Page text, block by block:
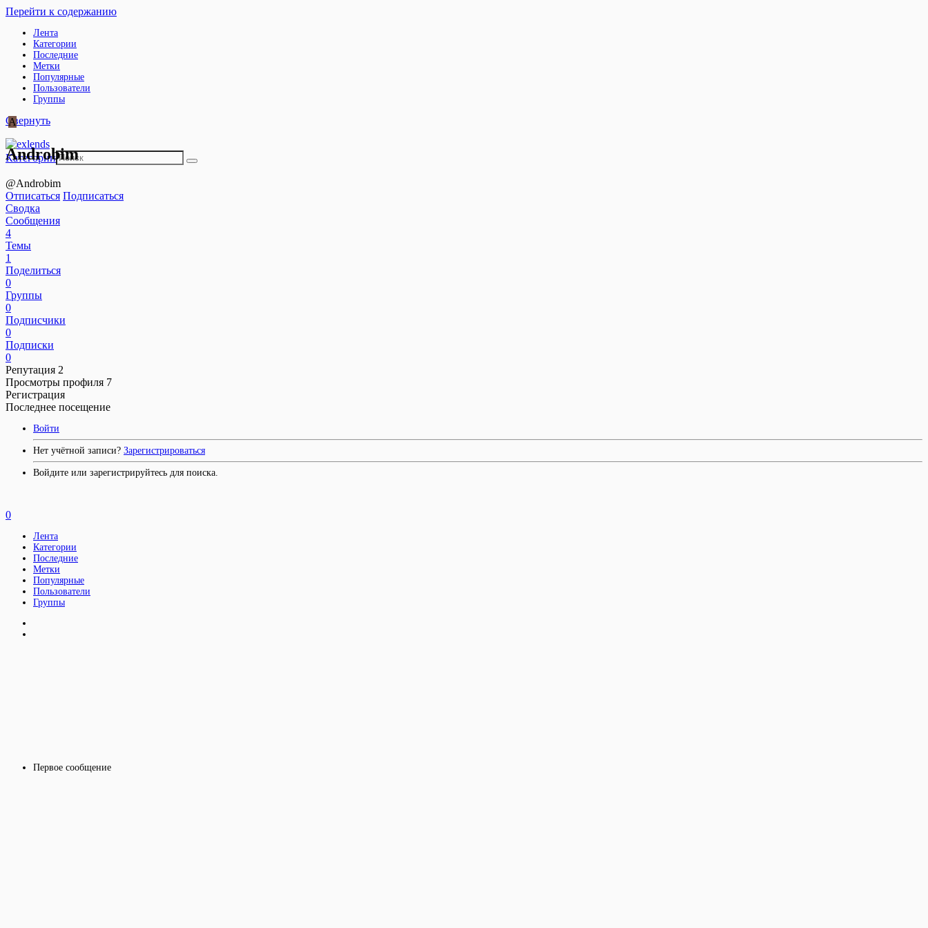
Перейти к содержанию
Лента
Категории
Последние
Метки
Популярные
Пользователи
Группы
Свернуть
Категории
A
Androbim
@Androbim
Отписаться Подписаться
Сводка
Сообщения
4
Темы
1
Поделиться
0
Группы
0
Подписчики
0
Подписки
0
Репутация 2
Просмотры профиля 7
Регистрация
Последнее посещение
Войти
Нет учётной записи? Зарегистрироваться
Войдите или зарегистрируйтесь для поиска.
Первое сообщение
0
Лента
Категории
Последние
Метки
Популярные
Пользователи
Группы